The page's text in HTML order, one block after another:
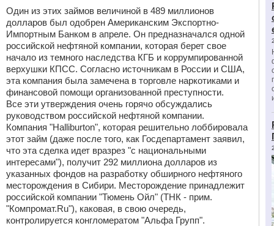
Один из этих займов величиной в 489 миллионов
долларов был одобрен Американским Экспортно-
Импортным Банком в апреле. Он предназначался одной
российской нефтяной компании, которая берет свое
начало из темного наследства КГБ и коррумпированной
верхушки КПСС. Согласно источникам в России и США,
эта компания была замечена в торговле наркотиками и
финансовой помощи организованной преступности.
Все эти утверждения очень горячо обсуждались
руководством российской нефтяной компании.
Компания "Halliburton", которая решительно лоббировала
этот займ (даже после того, как Госдепартамент заявил,
что эта сделка идет вразрез "с национальными
интересами"), получит 292 миллиона долларов из
указанных фондов на разработку обширного нефтяного
месторождения в Сибири. Месторождение принадлежит
российской компании "Тюмень Ойл" (ТНК - прим.
"Компромат.Ru"), каковая, в свою очередь,
контролируется конгломератом "Альфа Групп".